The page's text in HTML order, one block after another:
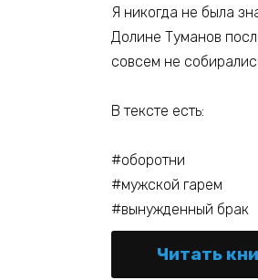
Я никогда не была
Долине Туманов
совсем не
В тексте есть:
#оборотни
#мужской гарем
#вынужденный брак
Читать